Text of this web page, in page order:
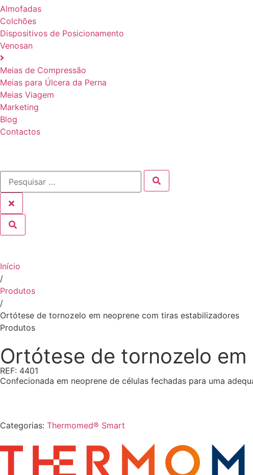
Almofadas
Colchões
Dispositivos de Posicionamento
Venosan
Meias de Compressão
Meias para Úlcera da Perna
Meias Viagem
Marketing
Blog
Contactos
Início
/
Produtos
/
Ortótese de tornozelo em neoprene com tiras estabilizadores
Produtos
Ortótese de tornozelo
REF: 4401
Confecionada em neoprene de células fechadas para uma
Categorias: Thermomed® Smart